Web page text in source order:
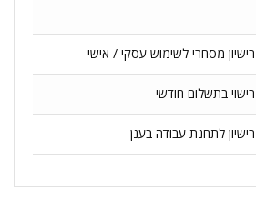
רישיון מסחרי לשימוש עסקי / אישי
רישוי בתשלום חודשי
רישיון לתחנת עבודה בענן